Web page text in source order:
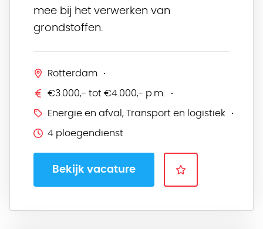
mee bij het verwerken van
grondstoffen.
Rotterdam
€3.000,- tot €4.000,- p.m.
Energie en afval, Transport en logistiek
4 ploegendienst
Bekijk vacature